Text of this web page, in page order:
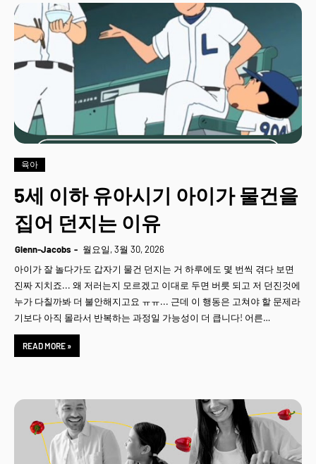
육아
5세 이하 유아시기 아이가 물건을
집어 던지는 이유
Glenn-Jacobs
월요일, 3월 30, 2026
아이가 잘 놀다가도 갑자기 물건 던지는 거 하루에도 몇 번씩 겪다 보면
진짜 지치죠... 왜 저러는지 모르겠고 이대로 두면 버릇 되고 저 던진것에
누가 다칠까봐 더 불안해지고요 ㅠㅠ... 근데 이 행동은 고쳐야 할 문제라
기보다 아직 몰라서 반복하는 과정일 가능성이 더 큽니다! 어른…
READ MORE »